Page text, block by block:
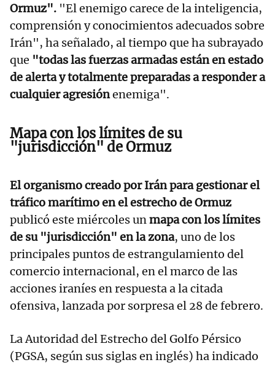
Ormuz". "El enemigo carece de la inteligencia,
comprensión y conocimientos adecuados sobre
Irán", ha señalado, al tiempo que ha subrayado
que "todas las fuerzas armadas están en estado
de alerta y totalmente preparadas a responder a
cualquier agresiónenemiga".
Mapa con los límites de su
"jurisdicción" de Ormuz
El organismo creado por Irán para gestionar el
tráfico marítimo en el estrecho de Ormuz
publicó este miércoles unmapa con los límites
de su "jurisdicción" en la zona, uno de los
principales puntos de estrangulamiento del
comercio internacional, en el marco de las
acciones iraníes en respuesta a la citada
ofensiva, lanzada por sorpresa el 28 de febrero.
La Autoridad del Estrecho del Golfo Pérsico
(PGSA, según sus siglas en inglés) ha indicado